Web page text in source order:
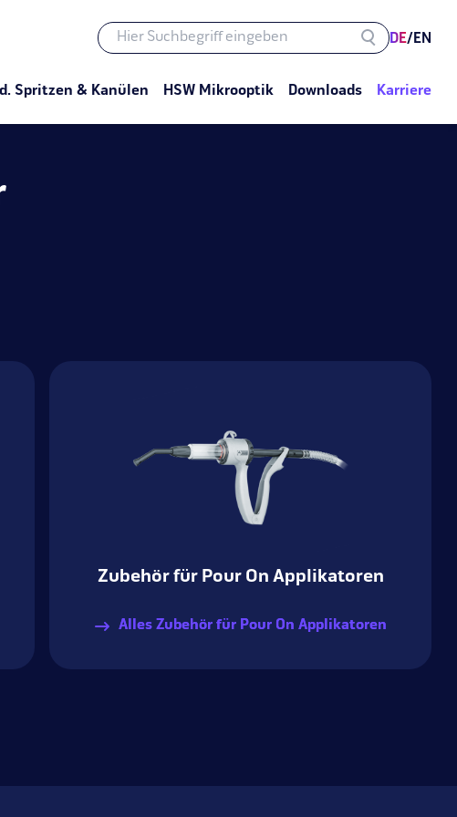
DE/ EN
Spritzen & Kanülen HSW Mikrooptik Downloads Karriere
Zubehör für Pour On Applikatoren
Alles Zubehör für Pour On Applikatoren